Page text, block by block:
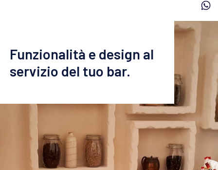
Funzionalità e design al
servizio del tuo bar.